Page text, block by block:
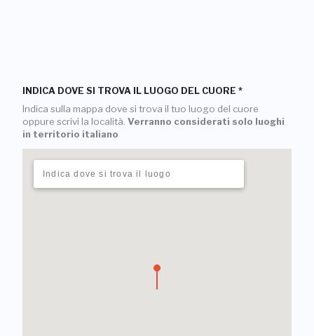
INDICA DOVE SI TROVA IL LUOGO DEL CUORE *
Indica sulla mappa dove si trova il tuo luogo del cuore
oppure scrivi la località. Verranno considerati solo luoghi
in territorio italiano